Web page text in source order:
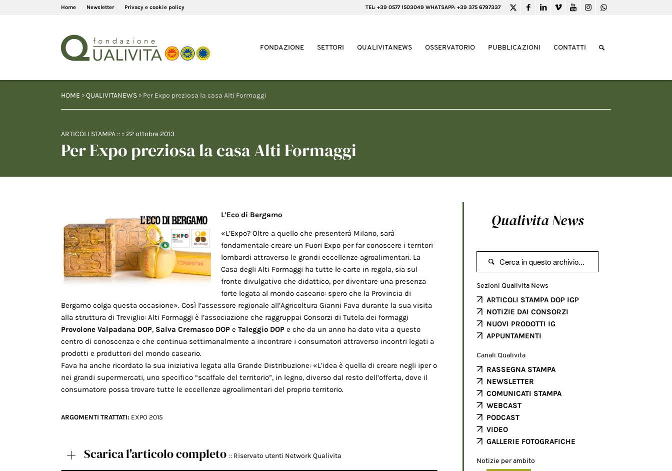
Home Newsletter Privacy e cookie policy TEL: +39 0577 1503049 WHATSAPP: +39 375 6797337
FONDAZIONE SETTORI QUALIVITANEWS OSSERVATORIO PUBBLICAZIONI CONTATTI
HOME >QUALIVITANEWS > Per Expo preziosa la casa Alti Formaggi
ARTICOLI STAMPA :: :: 22 ottobre 2013
Per Expo preziosa la casa Alti Formaggi
L’Eco di Bergamo
«L’Expo? Oltre a quello che presenterà Milano, sarà
fondamentale creare un Fuori Expo per far conoscere i territori
lombardi attraverso le grandi eccellenze agroalimentari. La
Casa degli Alti Formaggi ha tutte le carte in regola, sia sul
fronte divulgativo che didattico, per diventare una presenza
forte legata al mondo caseario: spero che la Provincia di
Bergamo colga questa occasione». Così l’assessore regionale all’Agricoltura Gianni Fava durante la sua visita
alla struttura di Treviglio: Alti Formaggi è l’associazione che raggruppai Consorzi di Tutela dei formaggi
Provolone Valpadana DOP, Salva Cremasco DOP e Taleggio DOP e che da un anno ha dato vita a questo
centro di conoscenza e che continua settimanalmente a incontrare i consumatori attraverso incontri legati a
prodotti e produttori del mondo caseario.
Fava ha anche ricordato la sua iniziativa legata alla Grande Distribuzione: «L’idea è quella di creare negli iper o
nei grandi supermercati, uno specifico “scaffale del territorio”, in legno, diverso dal resto dell’offerta, dove il
consumatore possa trovare tutte le eccellenze agroalimentari del proprio territorio.
ARGOMENTI TRATTATI: EXPO 2015
Scarica l'articolo completo :: Riservato utenti Network Qualivita
Qualivita News

Sezioni Qualivita News
ARTICOLI STAMPA DOP IGP
NOTIZIE DAI CONSORZI
NUOVI PRODOTTI IG
APPUNTAMENTI
Canali Qualivita
RASSEGNA STAMPA
NEWSLETTER
COMUNICATI STAMPA
WEBCAST
PODCAST
VIDEO
GALLERIE FOTOGRAFICHE
Notizie per ambito